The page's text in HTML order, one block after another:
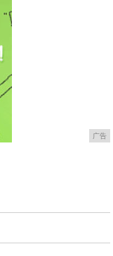
广告